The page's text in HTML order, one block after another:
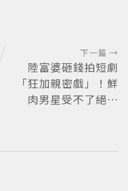
下一篇 →
陸富婆砸錢拍短劇
「狂加親密戲」！鮮
肉男星受不了絕望